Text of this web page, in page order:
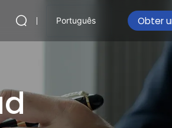
Português Obter